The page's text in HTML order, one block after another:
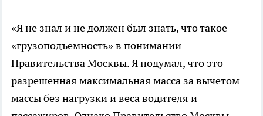
«Я не знал и не должен был знать, что такое
«грузоподъемность» в понимании
Правительства Москвы. Я подумал, что это
разрешенная максимальная масса за вычетом
массы без нагрузки и веса водителя и